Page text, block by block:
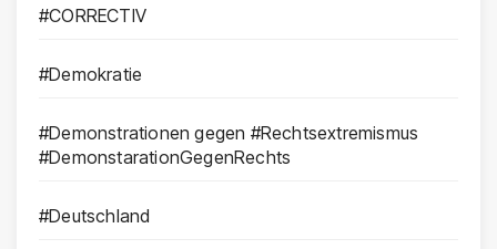
#CORRECTIV
#Demokratie
#Demonstrationen gegen #Rechtsextremismus
#DemonstarationGegenRechts
#Deutschland